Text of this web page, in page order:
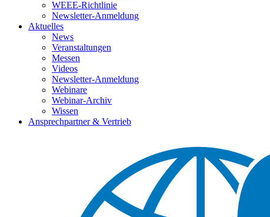
WEEE-Richtlinie
Newsletter-Anmeldung
Aktuelles
News
Veranstaltungen
Messen
Videos
Newsletter-Anmeldung
Webinare
Webinar-Archiv
Wissen
Ansprechpartner & Vertrieb